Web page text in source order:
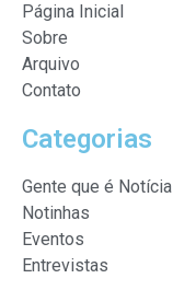
Página Inicial
Sobre
Arquivo
Contato
Categorias
Gente que é Notícia
Notinhas
Eventos
Entrevistas